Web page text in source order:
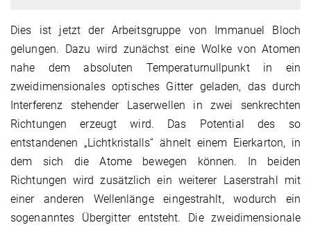
Dies ist jetzt der Arbeitsgruppe von Immanuel Bloch
gelungen. Dazu wird zunächst eine Wolke von Atomen
nahe dem absoluten Temperaturnullpunkt in ein
zweidimensionales optisches Gitter geladen, das durch
Interferenz stehender Laserwellen in zwei senkrechten
Richtungen erzeugt wird. Das Potential des so
entstandenen „Lichtkristalls“ ähnelt einem Eierkarton, in
dem sich die Atome bewegen können. In beiden
Richtungen wird zusätzlich ein weiterer Laserstrahl mit
einer anderen Wellenlänge eingestrahlt, wodurch ein
sogenanntes Übergitter entsteht. Die zweidimensionale